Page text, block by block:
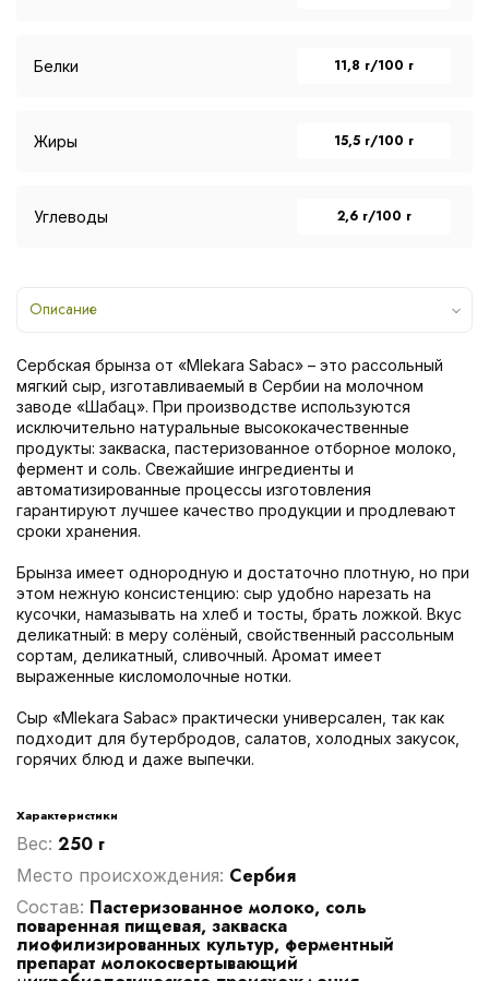
Белки 11,8 г/100 г
Жиры 15,5 г/100 г
Углеводы 2,6 г/100 г
Описание
Сербская брынза от «Mlekara Sabac» – это рассольный
мягкий сыр, изготавливаемый в Сербии на молочном
заводе «Шабац». При производстве используются
исключительно натуральные высококачественные
продукты: закваска, пастеризованное отборное молоко,
фермент и соль. Свежайшие ингредиенты и
автоматизированные процессы изготовления
гарантируют лучшее качество продукции и продлевают
сроки хранения.
Брынза имеет однородную и достаточно плотную, но при
этом нежную консистенцию: сыр удобно нарезать на
кусочки, намазывать на хлеб и тосты, брать ложкой. Вкус
деликатный: в меру солёный, свойственный рассольным
сортам, деликатный, сливочный. Аромат имеет
выраженные кисломолочные нотки.
Сыр «Mlekara Sabac» практически универсален, так как
подходит для бутербродов, салатов, холодных закусок,
горячих блюд и даже выпечки.
Характеристики
Вес: 250 г
Место происхождения: Сербия
Cостав: Пастеризованное молоко, соль
поваренная пищевая, закваска
лиофилизированных культур, ферментный
препарат молокосвертывающий